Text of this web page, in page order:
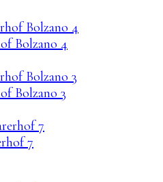
Bolzano 4
Bolzano 3
7